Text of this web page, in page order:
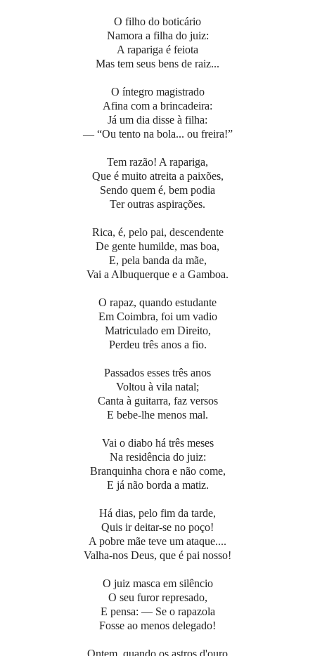
O filho do boticário
Namora a filha do juiz:
A rapariga é feiota
Mas tem seus bens de raiz...
O íntegro magistrado
Afina com a brincadeira:
Já um dia disse à filha:
— “Ou tento na bola... ou freira!”
Tem razão! A rapariga,
Que é muito atreita a paixões,
Sendo quem é, bem podia
Ter outras aspirações.
Rica, é, pelo pai, descendente
De gente humilde, mas boa,
E, pela banda da mãe,
Vai a Albuquerque e a Gamboa.
O rapaz, quando estudante
Em Coimbra, foi um vadio
Matriculado em Direito,
Perdeu três anos a fio.
Passados esses três anos
Voltou à vila natal;
Canta à guitarra, faz versos
E bebe-lhe menos mal.
Vai o diabo há três meses
Na residência do juiz:
Branquinha chora e não come,
E já não borda a matiz.
Há dias, pelo fim da tarde,
Quis ir deitar-se no poço!
A pobre mãe teve um ataque....
Valha-nos Deus, que é pai nosso!
O juiz masca em silêncio
O seu furor represado,
E pensa: — Se o rapazola
Fosse ao menos delegado!
Ontem, quando os astros d'ouro